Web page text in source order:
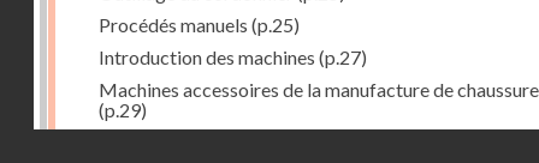
Procédés manuels (p.25)
Introduction des machines (p.27)
Machines accessoires de la manufacture de
(p.29)